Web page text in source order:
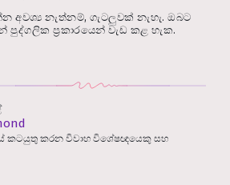
අවශ්‍ය නැත්නම්, ගැටලුවක් නැහැ. ඔබට
පුද්ගලික ප්‍රකාරයෙන් වැඩ කළ හැක.
කටයුතු කරන විවාහ විශේෂඥයෙකු සහ